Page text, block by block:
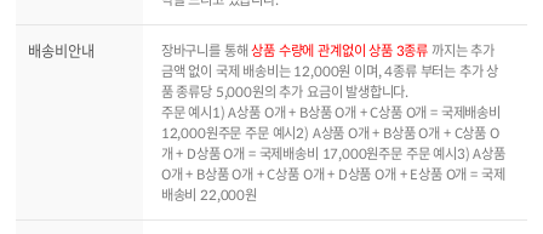
배송비안내 장바구니를 통해상품 수량에 관계없이 상품 3종류 까지는 추가
금액 없이 국제 배송비는 12,000원 이며, 4종류 부터는 추가 상
품 종류당 5,000원의 추가 요금이 발생합니다.
주문 예시1) A상품 O개 + B상품 O개 + C상품 O개 = 국제배송비
12,000원주문 주문 예시2) A상품 O개 + B상품 O개 + C상품 O
개 + D상품 O개 = 국제배송비 17,000원주문 주문 예시3) A상품
O개 + B상품 O개 + C상품 O개 + D상품 O개 + E상품 O개 = 국제
배송비 22,000원